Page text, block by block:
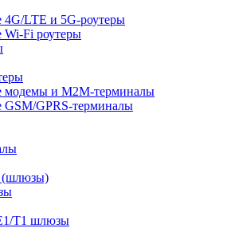
LTE и 5G-роутеры
Fi роутеры
и M2M-терминалы
GPRS-терминалы
(шлюзы)
T1 шлюзы